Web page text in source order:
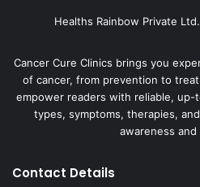
Healths Rainbow Private
Cancer Cure Clinics brings you
of cancer, from prevention to
empower readers with reliable,
types, symptoms, therapies,
awareness
Contact Details